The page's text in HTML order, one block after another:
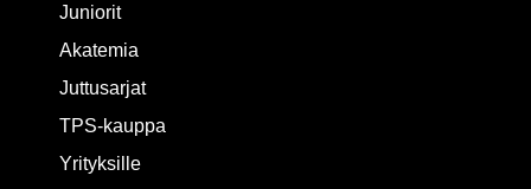
Juniorit
Akatemia
Juttusarjat
TPS-kauppa
Yrityksille